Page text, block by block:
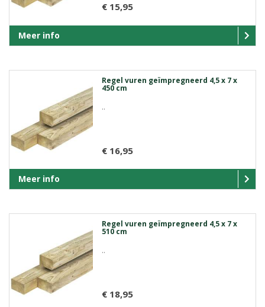
€ 15,95
Meer info
Regel vuren geïmpregneerd 4,5 x 7 x
450 cm
..
€ 16,95
Meer info
Regel vuren geïmpregneerd 4,5 x 7 x
510 cm
..
€ 18,95